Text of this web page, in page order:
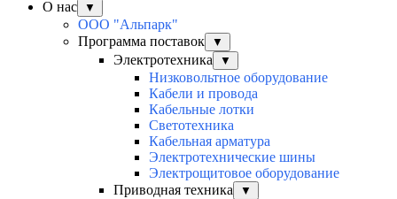
О нас
▼
ООО "Альпарк"
Программа поставок
▼
Электротехника ▼
Низковольтное оборудование
Кабели и провода
Кабельные лотки
Светотехника
Кабельная арматура
Электротехнические шины
Электрощитовое оборудование
Приводная техника
▼